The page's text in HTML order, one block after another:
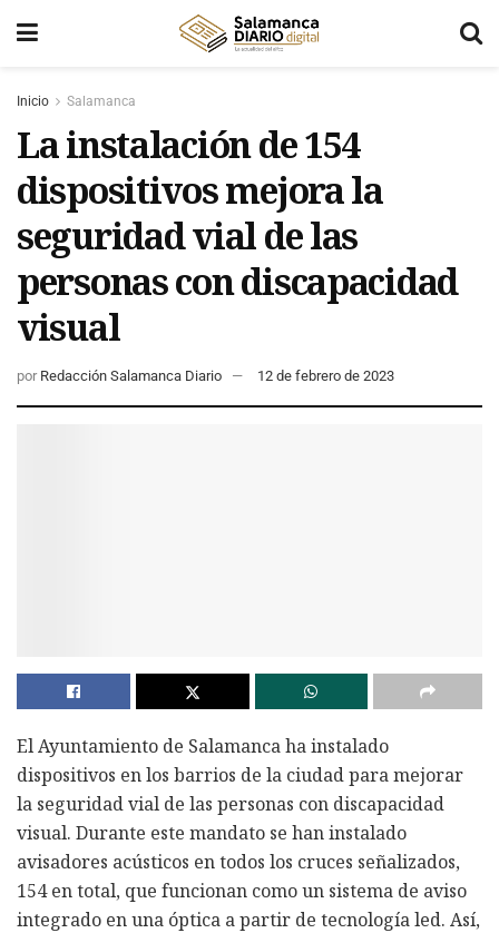
Inicio Salamanca
La instalación de 154
dispositivos mejora la
seguridad vial de las
personas con discapacidad
visual
por Redacción Salamanca Diario 12 de febrero de 2023
El Ayuntamiento de Salamanca ha instalado
dispositivos en los barrios de la ciudad para mejorar
la seguridad vial de las personas con discapacidad
visual. Durante este mandato se han instalado
avisadores acústicos en todos los cruces señalizados,
154 en total, que funcionan como un sistema de aviso
integrado en una óptica a partir de tecnología led. Así,